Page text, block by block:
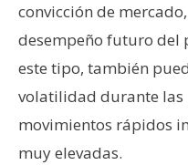
convicción de
desempeño futuro del
este tipo, también
volatilidad durante las
movimientos rápidos
muy elevadas.